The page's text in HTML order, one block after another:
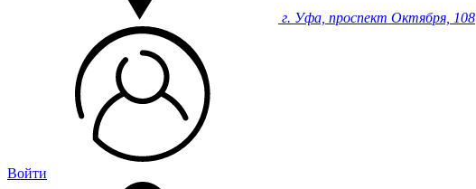
г. Уфа, проспект Октября, 108
Войти